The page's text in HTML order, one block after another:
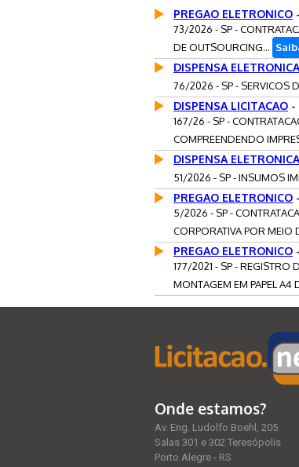
PREGAO ELETRONICO
73/2026 - SP -
DE OUTSOURCING...
DISPENSA ELETRONICA
76/2026 - SP - SERVICOS
DISPENSA LICITACAO -
167/26 - SP -
COMPREENDENDO
DISPENSA ELETRONICA
51/2026 - SP - INSUMOS
PREGAO ELETRONICO
5/2026 - SP -
CORPORATIVA POR MEIO
PREGAO ELETRONICO
177/2021 - SP - REGISTRO
MONTAGEM EM PAPEL A4
Onde estamos?
Av. Eng. Ludolfo Boehl, 205
Salas 301 e 302 Teresópolis
Porto Alegre - RS